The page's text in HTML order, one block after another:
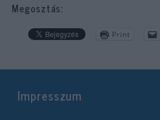
Megosztás:
Print
Impresszum